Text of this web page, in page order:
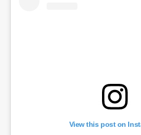
View this post on